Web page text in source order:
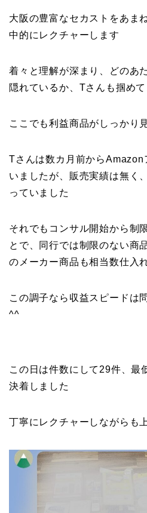
大阪の豊富なセカストをあま
中的にレクチャーします
着々と理解が深まり、どのあ
隠れているか、Tさんも掴め
ここでも利益商品がしっかり
Tさんは数カ月前からAmazon
いましたが、販売実績は無く
っていました
それでもコンサル開始から制
とで、同行では制限のない商
のメーカー商品も相当数仕入
この調子なら収益スピードは
^^
この日は件数にして29件、最
決着しました
丁寧にレクチャーしながらも